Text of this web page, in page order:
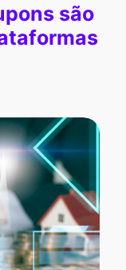
são